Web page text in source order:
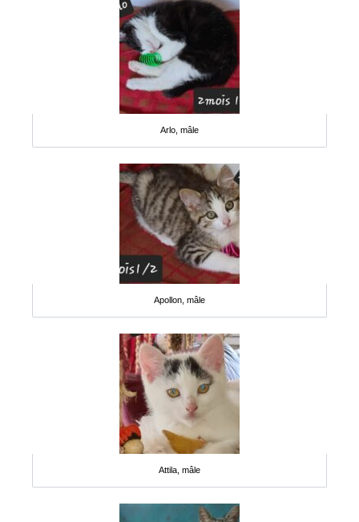
Arlo, mâle
Apollon, mâle
Attila, mâle